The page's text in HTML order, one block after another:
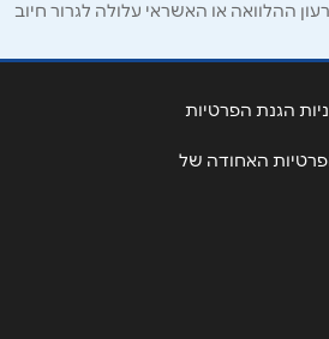
ההלוואה או האשראי עלולה לגרור חיוב
הגנת הפרטיות
האחודה של